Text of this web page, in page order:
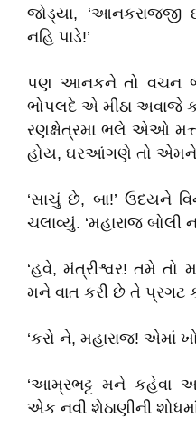
જોડ્યા, ‘આનકરાજજી
નહિ પાડે!’
પણ આનકને તો વચન
ભોપલદે એ મીઠા અવાજે
રણક્ષેત્રમા ભલે એઓ
હોય, ઘરઆંગણે તો એમને
‘સાચું છે, બા!’ ઉદયને
ચલાવ્યું. ‘મહારાજ
‘હવે, મંત્રીશ્વર! તમે તો
મને વાત કરી છે તે પ્રગટ
‘કરો ને, મહારાજ! એમાં
‘આમ્રભટ્ટ મને કહેવા
એક નવી શેઠાણીની